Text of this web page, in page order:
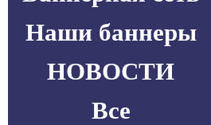
Наши баннеры
НОВОСТИ
Все